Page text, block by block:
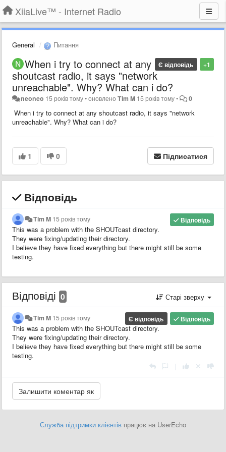
XiiaLive™ - Internet Radio
General Питання
+1
Є відповідь
When i try to connect at any
shoutcast radio, it says "network
unreachable". Why? What can i do?
neoneo 15 років тому•оновленоTim M 15 років тому• 0
When i try to connect at any shoutcast radio, it says "network
unreachable". Why? What can i do?
1 0 Підписатися
Відповідь
Відповідь
Tim M 15 років тому
This was a problem with the SHOUTcast directory.
They were fixing/updating their directory.
I believe they have fixed everything but there might still be some
testing.
Відповіді 0 Старі зверху
Відповідь
Є відповідь
Tim M 15 років тому
This was a problem with the SHOUTcast directory.
They were fixing/updating their directory.
I believe they have fixed everything but there might still be some
testing.
Служба підтримки клієнтів працює на UserEcho